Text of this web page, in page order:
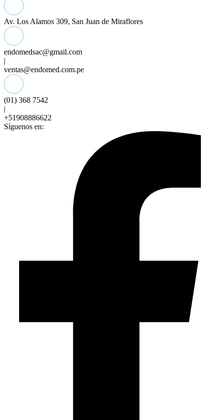
Av. Los Alamos 309, San Juan de Miraflores
endomedsac@gmail.com
|
ventas@endomed.com.pe
(01) 368 7542
|
+51908886622
Síguenos en: